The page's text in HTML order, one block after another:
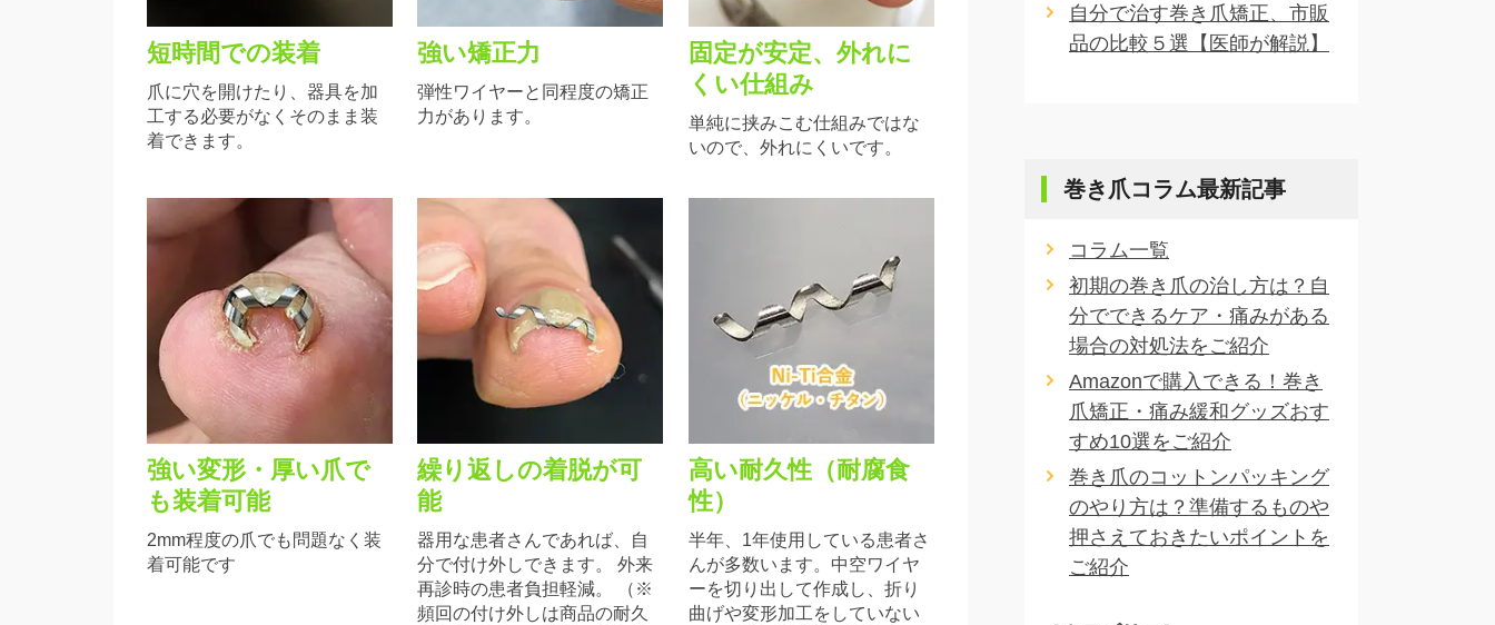
短時間での装着
爪に穴を開けたり、器具を加
工する必要がなくそのまま装
着できます。
強い矯正力
弾性ワイヤーと同程度の矯正
力があります。
固定が安定、外れに
くい仕組み
単純に挟みこむ仕組みではな
いので、外れにくいです。
強い変形・厚い爪で
も装着可能
2mm程度の爪でも問題なく装
着可能です
繰り返しの着脱が可
能
器用な患者さんであれば、自
分で付け外しできます。 外来
再診時の患者負担軽減。 （※
頻回の付け外しは商品の耐久
高い耐久性（耐腐食
性）
半年、1年使用している患者さ
んが多数います。中空ワイヤ
ーを切り出して作成し、折り
曲げや変形加工をしていない
自分で治す巻き爪矯正、市販
品の比較５選【医師が解説】
巻き爪コラム最新記事
コラム一覧
初期の巻き爪の治し方は？自
分でできるケア・痛みがある
場合の対処法をご紹介
Amazonで購入できる！巻き
爪矯正・痛み緩和グッズおす
すめ10選をご紹介
巻き爪のコットンパッキング
のやり方は？準備するものや
押さえておきたいポイントを
ご紹介